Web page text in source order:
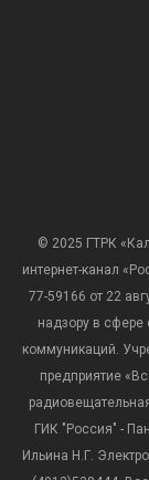
© 2025 ГТРК
интернет-канал
77-59166 от 22
надзору в
коммуникаций.
предприятие
ГИК "Россия" -
Ильина Н.Г.